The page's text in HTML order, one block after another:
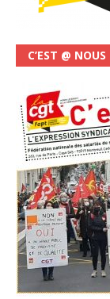
C’EST @ NOUS